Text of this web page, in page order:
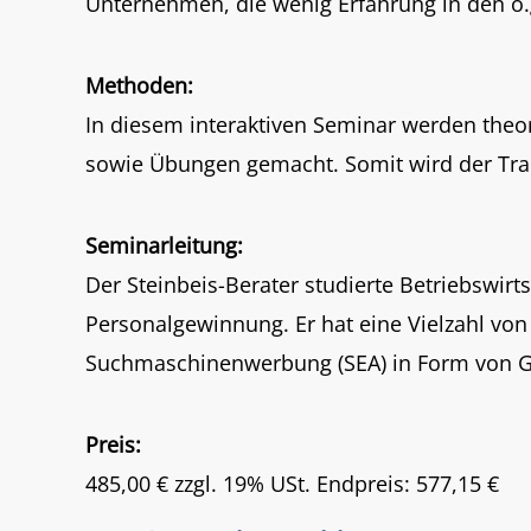
Methoden:
In diesem inter­aktiven Seminar werden
sowie Übungen gemacht. Somit wird der
Seminarleitung:
Der Steinbeis-Berater studierte
Personalgewinnung. Er hat eine Vielzahl
Suchmaschinenwerbung (SEA) in Form
Preis:
485,00 € zzgl. 19% USt. Endpreis: 577,15 €